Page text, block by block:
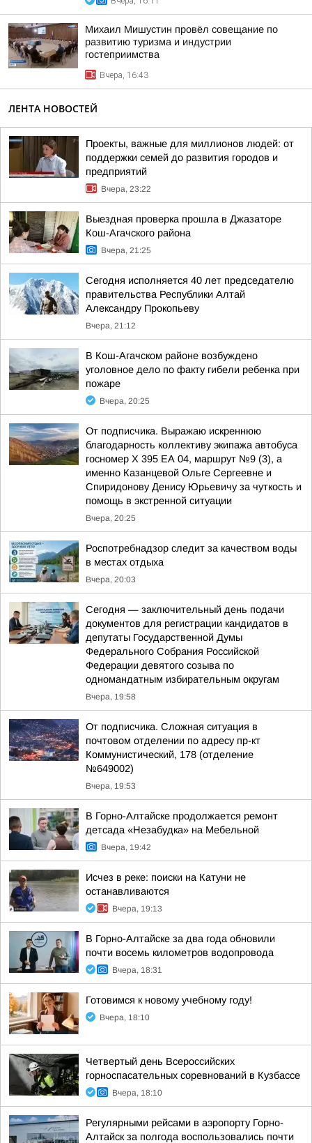
Михаил Мишустин провёл совещание по
развитию туризма и индустрии
гостеприимства
Вчера, 16:43
ЛЕНТА НОВОСТЕЙ
Проекты, важные для миллионов людей: от
поддержки семей до развития городов и
предприятий
Вчера, 23:22
Выездная проверка прошла в Джазаторе
Кош-Агачского района
Вчера, 21:25
Сегодня исполняется 40 лет председателю
правительства Республики Алтай
Александру Прокопьеву
Вчера, 21:12
В Кош-Агачском районе возбуждено
уголовное дело по факту гибели ребенка при
пожаре
Вчера, 20:25
От подписчика. Выражаю искреннюю
благодарность коллективу экипажа автобуса
госномер X 395 ЕА 04, маршрут №9 (3), а
именно Казанцевой Ольге Сергеевне и
Спиридонову Денису Юрьевичу за чуткость и
помощь в экстренной ситуации
Вчера, 20:25
Роспотребнадзор следит за качеством воды
в местах отдыха
Вчера, 20:03
Сегодня — заключительный день подачи
документов для регистрации кандидатов в
депутаты Государственной Думы
Федерального Собрания Российской
Федерации девятого созыва по
одномандатным избирательным округам
Вчера, 19:58
От подписчика. Сложная ситуация в
почтовом отделении по адресу пр-кт
Коммунистический, 178 (отделение
№649002)
Вчера, 19:53
В Горно-Алтайске продолжается ремонт
детсада «Незабудка» на Мебельной
Вчера, 19:42
Исчез в реке: поиски на Катуни не
останавливаются
Вчера, 19:13
В Горно-Алтайске за два года обновили
почти восемь километров водопровода
Вчера, 18:31
Готовимся к новому учебному году!
Вчера, 18:10
Четвертый день Всероссийских
горноспасательных соревнований в Кузбассе
Вчера, 18:10
Регулярными рейсами в аэропорту Горно-
Алтайск за полгода воспользовались почти